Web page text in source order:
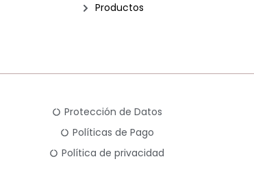
Productos
Protección de Datos
Políticas de Pago
Política de privacidad